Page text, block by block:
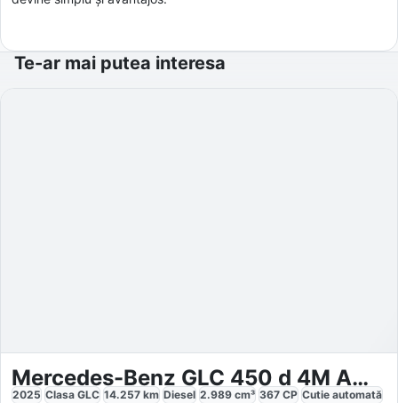
Te-ar mai putea interesa
Mercedes-Benz GLC 450 d 4M AMG
2025 Clasa GLC 14.257 km Diesel 2.989 cm³ 367 CP Cutie automată